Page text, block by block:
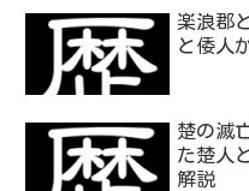
楽浪郡
と倭人
楚の滅
た楚人
解説